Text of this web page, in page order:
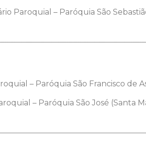
Paroquial – Paróquia São
– Paróquia São Francisco de
– Paróquia São José (Santa